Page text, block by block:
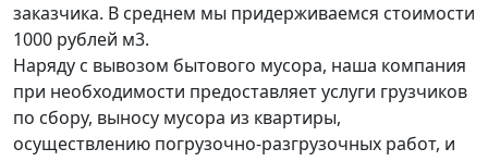
заказчика. В среднем мы придерживаемся стоимости
1000 рублей м3.
Наряду с вывозом бытового мусора, наша компания
при необходимости предоставляет услуги грузчиков
по сбору, выносу мусора из квартиры,
осуществлению погрузочно-разгрузочных работ, и